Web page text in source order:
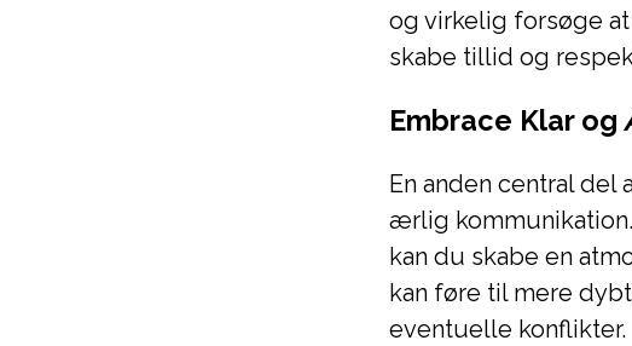
og virkelig forsøge
skabe tillid og
Embrace Klar
En anden central
ærlig
kan du skabe en
kan føre til mere
eventuelle konflikter.